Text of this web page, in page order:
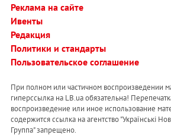
Реклама на сайте
Ивенты
Редакция
Политики и стандарты
Пользовательское соглашение
При полном или частичном воспроизведении
гиперссылка на LB.ua обязательна!
воспроизведение или иное использование
содержится ссылка на агентство "Українськi
Группа" запрещено.